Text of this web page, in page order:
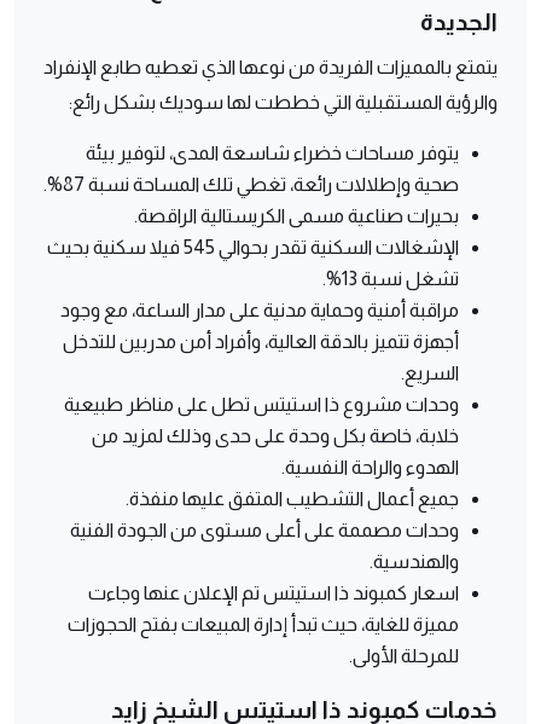
الجديدة
يتمتع بالمميزات الفريدة من نوعها الذي تعطيه طابع الإنفراد
والرؤية المستقبلية التي خططت لها سوديك بشكل رائع:
يتوفر مساحات خضراء شاسعة المدى، لتوفير بيئة
صحية وإطلالات رائعة، تغطي تلك المساحة نسبة 87%.
بحيرات صناعية مسمى الكريستالية الراقصة.
الإشغالات السكنية تقدر بحوالي 545 فيلا سكنية بحيث
تشغل نسبة 13%.
مراقبة أمنية وحماية مدنية على مدار الساعة، مع وجود
أجهزة تتميز بالدقة العالية، وأفراد أمن مدربين للتدخل
السريع.
وحدات مشروع ذا استيتس تطل على مناظر طبيعية
خلابة، خاصة بكل وحدة على حدى وذلك لمزيد من
الهدوء والراحة النفسية.
جميع أعمال التشطيب المتفق عليها منفذة.
وحدات مصممة على أعلى مستوى من الجودة الفنية
والهندسية.
اسعار كمبوند ذا استيتس تم الإعلان عنها وجاءت
مميزة للغاية، حيث تبدأ إدارة المبيعات بفتح الحجوزات
للمرحلة الأولى.
خدمات كمبوند ذا استيتس الشيخ زايد